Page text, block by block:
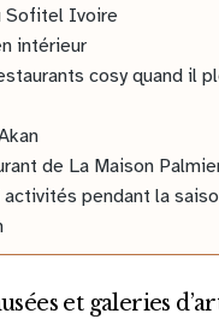
Sofitel Ivoire
intérieur
cosy quand il
de La Maison
activités pendant la
et galeries